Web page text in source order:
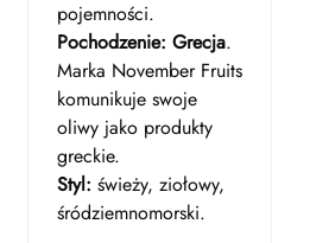
pojemności.
Pochodzenie: Grecja.
Marka November Fruits
komunikuje swoje
oliwy jako produkty
greckie.
Styl: świeży, ziołowy,
śródziemnomorski.